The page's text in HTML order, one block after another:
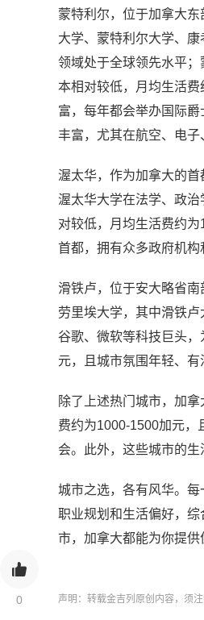
0
蒙特利尔，位于加拿大
大学、蒙特利尔大学、
领域处于全球领先水平
本相对较低，月均生活
富，每年都会举办国际
丰富，尤其在航空、电子
渥太华，作为加拿大的
渥太华大学在法学、政
对较低，月均生活费约
首都，拥有众多政府机构
滑铁卢，位于安大略省
劳里埃大学，其中滑铁
谷歌、微软等科技巨头
元，且城市氛围年轻、有
除了上述热门城市，加
费约为1000-1500加元，
会。此外，这些城市的
城市之选，各有风华。
职业规划和生活偏好，
市，加拿大都能为你提供
声明：转载金吉列原创内容，须